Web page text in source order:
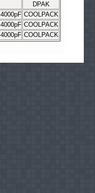
DPAK
4000pF COOLPACK
4000pF COOLPACK
4000pF COOLPACK